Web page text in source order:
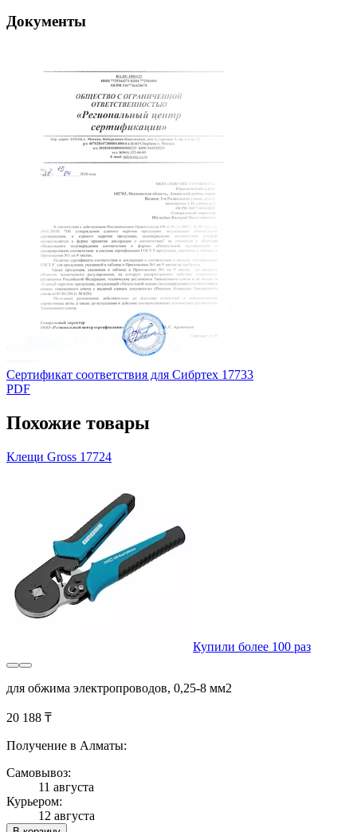
Документы
Сертификат соответствия для Сибртех 17733
PDF
Похожие товары
Клещи Gross 17724
Купили более 100 раз
для обжима электропроводов, 0,25-8 мм2
20 188 ₸
Получение в Алматы:
Самовывоз:
11 августа
Курьером:
12 августа